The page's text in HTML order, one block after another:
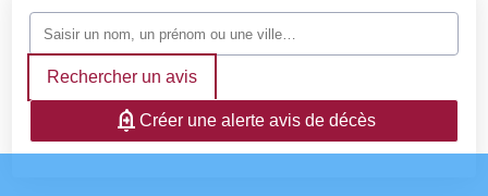
SERVICES AUX FAMILLES
Rechercher un avis
Créer une alerte avis de décès